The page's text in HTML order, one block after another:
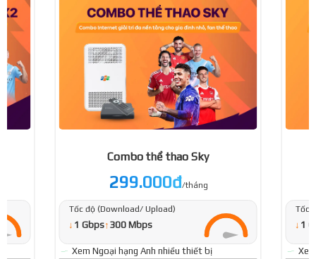
Combo thể thao Sky
299.000đ/tháng
Tốc độ (Download/ Upload)
↓ 1 Gbps↑ 300 Mbps
Xem Ngoại hạng Anh nhiều thiết bị
Tốc
↓ 1